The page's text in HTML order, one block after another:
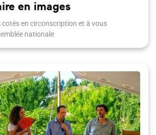
en images
cotés en circonscription et à vous
nationale